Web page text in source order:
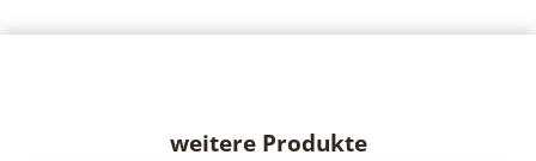
weitere Produkte